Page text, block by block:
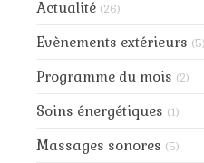
Actualité (26)
Evènements extérieurs (5)
Programme du mois (2)
Soins énergétiques (1)
Massages sonores (5)